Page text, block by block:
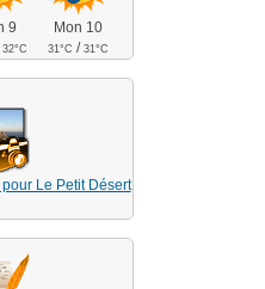
9
32°C
Mon 10
31°C /31°C
Le Petit Désert